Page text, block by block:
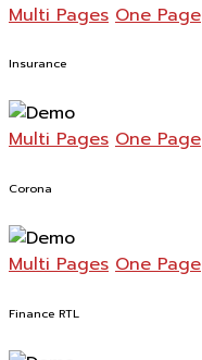
Multi Pages One Page
Insurance
Multi Pages One Page
Corona
Multi Pages One Page
Finance RTL